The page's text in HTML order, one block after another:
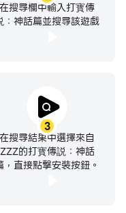
在搜尋欄中輸入打寳傳
：神話篇並搜尋該遊戲
3
在搜尋結果中選擇來自
ZZZ的打寳傳説：神話
，直接點擊安裝按鈕。